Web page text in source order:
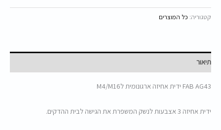
קטגוריה: כל המוצרים
תיאור
FAB AG43 ידית אחיזה ארגונומית לM4/M16
ידית אחיזה 3 אצבעות לנשק המשפרת את הגישה לבית ההדקים.